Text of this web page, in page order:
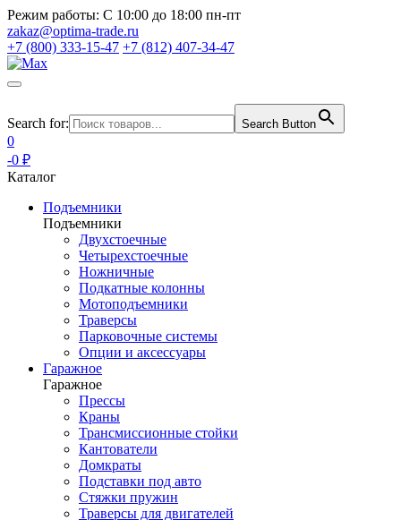
Режим работы: С 10:00 до 18:00 пн-пт
zakaz@optima-trade.ru
+7 (800) 333-15-47 +7 (812) 407-34-47
Search for: Search Button
0
-0 ₽
Каталог
Подъемники
Подъемники
Двухстоечные
Четырехстоечные
Ножничные
Подкатные колонны
Мотоподъемники
Траверсы
Парковочные системы
Опции и аксессуары
Гаражное
Гаражное
Прессы
Краны
Трансмиссионные стойки
Кантователи
Домкраты
Подставки под авто
Стяжки пружин
Траверсы для двигателей